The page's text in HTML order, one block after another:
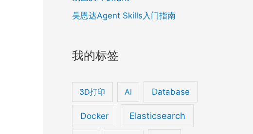
吴恩达Agent Skills入门指南
我的标签
3D打印 AI Database
Docker Elasticsearch